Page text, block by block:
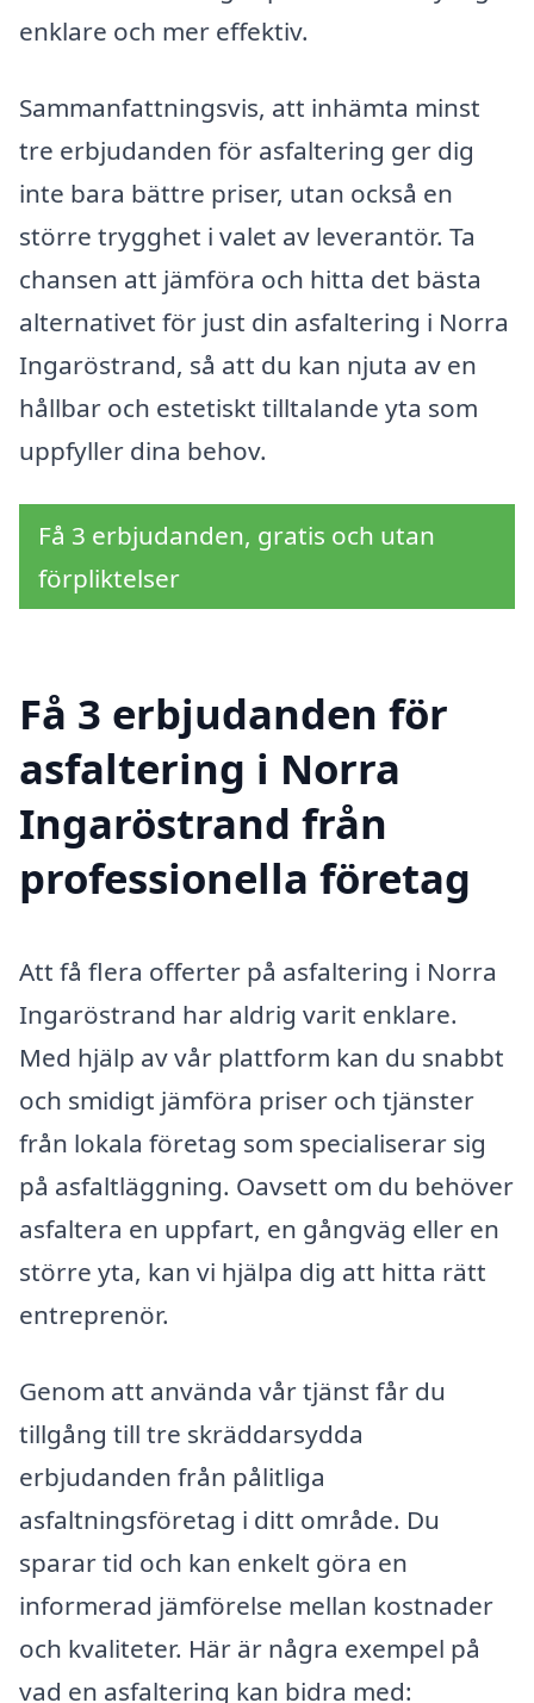
enklare och mer effektiv.
Sammanfattningsvis, att inhämta minst
tre erbjudanden för asfaltering ger dig
inte bara bättre priser, utan också en
större trygghet i valet av leverantör. Ta
chansen att jämföra och hitta det bästa
alternativet för just din asfaltering i Norra
Ingaröstrand, så att du kan njuta av en
hållbar och estetiskt tilltalande yta som
uppfyller dina behov.
Få 3 erbjudanden, gratis och utan
förpliktelser
Få 3 erbjudanden för
asfaltering i Norra
Ingaröstrand från
professionella företag
Att få flera offerter på asfaltering i Norra
Ingaröstrand har aldrig varit enklare.
Med hjälp av vår plattform kan du snabbt
och smidigt jämföra priser och tjänster
från lokala företag som specialiserar sig
på asfaltläggning. Oavsett om du behöver
asfaltera en uppfart, en gångväg eller en
större yta, kan vi hjälpa dig att hitta rätt
entreprenör.
Genom att använda vår tjänst får du
tillgång till tre skräddarsydda
erbjudanden från pålitliga
asfaltningsföretag i ditt område. Du
sparar tid och kan enkelt göra en
informerad jämförelse mellan kostnader
och kvaliteter. Här är några exempel på
vad en asfaltering kan bidra med: